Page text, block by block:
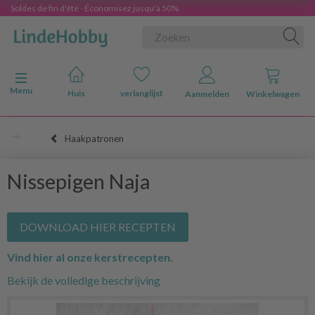
Soldes de fin d'été - Économisez jusqu'à 50%
Navigatie in-/uitschakelen
Menu
Huis verlanglijst Aanmelden Winkelwagen
Haakpatronen
Nissepigen Naja
DOWNLOAD HIER RECEPTEN
Vind hier al onze kerstrecepten.
Bekijk de volledige beschrijving